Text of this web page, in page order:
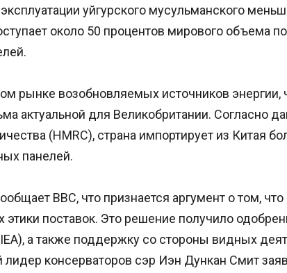
уйгурского мусульманского
около 50 процентов мирового объема
рынке возобновляемых источников энергии,
актуальной для Великобритании. Согласно
(HMRC), страна импортирует из Китая
панелей.
BBC, что признается аргумент о том,
этики поставок. Это решение получило
а также поддержку со стороны видных
консерваторов сэр Иэн Дункан Смит